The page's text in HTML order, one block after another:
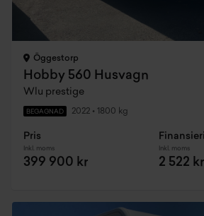
Öggestorp
Hobby 560 Husvagn
Wlu prestige
BEGAGNAD 2022 • 1800 kg
Pris
Inkl. moms
399 900 kr
Inkl. moms
2 522